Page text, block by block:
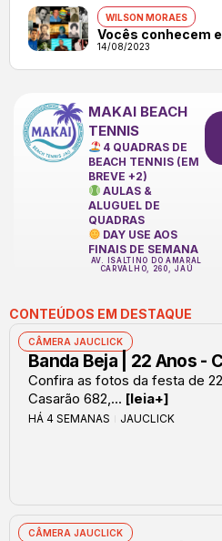
WILSON MORAES
Vocês conhecem
14/08/2023
MAKAI BEACH
TENNIS
4 QUADRAS DE
BEACH TENNIS (EM
BREVE +2)
AULAS &
ALUGUEL DE
QUADRAS
DAY USE AOS
FINAIS DE SEMANA
AV. ISALTINO DO AMARAL
CARVALHO, 260, JAÚ
CONTEÚDOS EM DESTAQUE
CÂMERA JAUCLICK
Banda Beja | 22 Anos -
Confira as fotos da festa de
Casarão 682,... [leia+]
HÁ 4 SEMANAS JAUCLICK
CÂMERA JAUCLICK